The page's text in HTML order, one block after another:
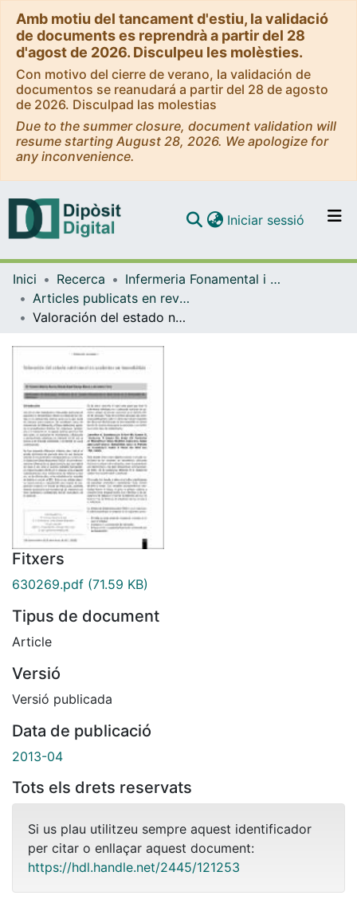
Amb motiu del tancament d'estiu, la validació
de documents es reprendrà a partir del 28
d'agost de 2026. Disculpeu les molèsties.
Con motivo del cierre de verano, la validación de
documentos se reanudará a partir del 28 de agosto
de 2026. Disculpad las molestias
Due to the summer closure, document validation will
resume starting August 28, 2026. We apologize for
any inconvenience.
Navega per tot el DD
Iniciar sessió (current)
Inici Recerca
Infermeria Fonamental i Clínica
Articles publicats en revistes (Infermeria Fonamental i Clínica)
Valoración del estado nutricional en pacientes en hemodiálisis
Fitxers
630269.pdf (71.59 KB)
Tipus de document
Article
Versió
Versió publicada
Data de publicació
2013-04
Tots els drets reservats
Si us plau utilitzeu sempre aquest identificador
per citar o enllaçar aquest document:
https://hdl.handle.net/2445/121253